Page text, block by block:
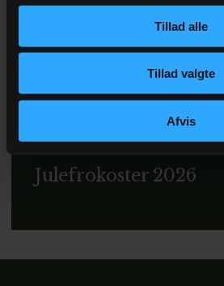
Tillad alle
Tillad valgte
Afvis
10. NOVEMBER 2026
Mortensaften
Julefrokoster 2026